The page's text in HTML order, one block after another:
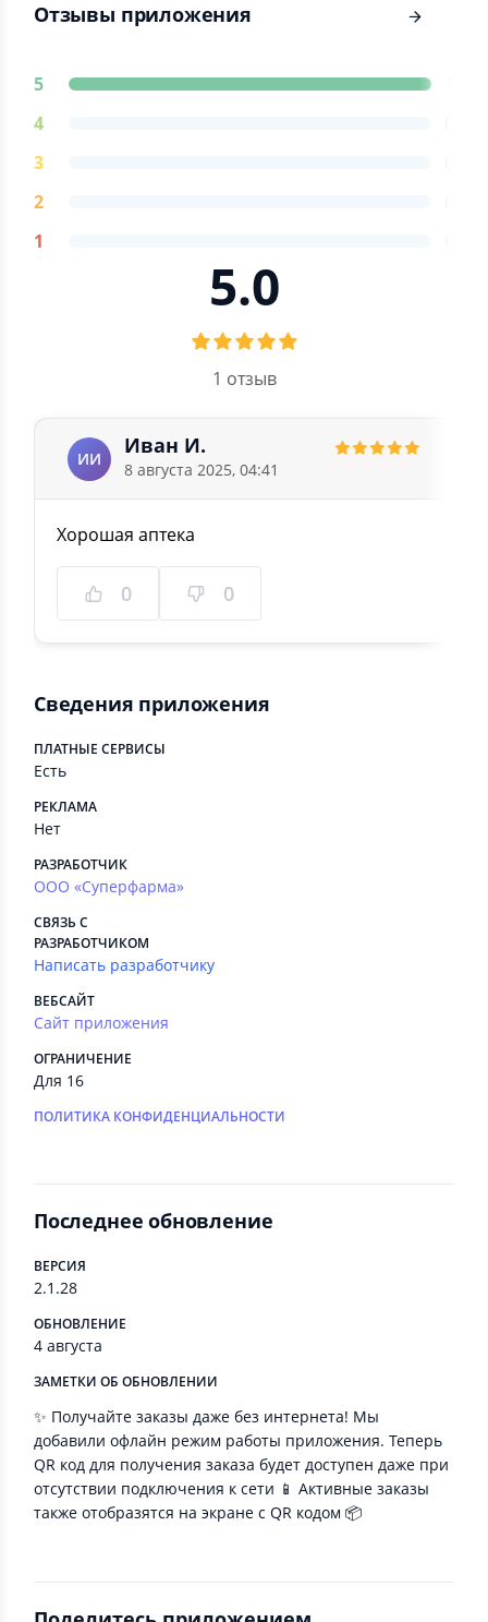
Отзывы приложения
5
4
3
2
1
5.0
1 отзыв
ИИ
Иван И.
8 августа 2025, 04:41
Хорошая аптека
0 0
Сведения приложения
ПЛАТНЫЕ СЕРВИСЫ
Есть
РЕКЛАМА
Нет
РАЗРАБОТЧИК
ООО «Суперфарма»
СВЯЗЬ С
РАЗРАБОТЧИКОМ
Написать разработчику
ВЕБСАЙТ
Сайт приложения
ОГРАНИЧЕНИЕ
Для 16
ПОЛИТИКА КОНФИДЕНЦИАЛЬНОСТИ
Последнее обновление
ВЕРСИЯ
2.1.28
ОБНОВЛЕНИЕ
4 августа
ЗАМЕТКИ ОБ ОБНОВЛЕНИИ
✨ Получайте заказы даже без интернета! Мы
добавили офлайн режим работы приложения. Теперь
QR код для получения заказа будет доступен даже при
отсутствии подключения к сети 📱 Активные заказы
также отобразятся на экране с QR кодом 📦